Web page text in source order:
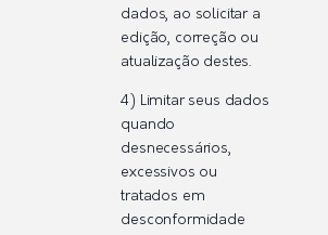
dados, ao solicitar a
edição, correção ou
atualização destes.
4) Limitar seus dados
quando
desnecessários,
excessivos ou
tratados em
desconformidade